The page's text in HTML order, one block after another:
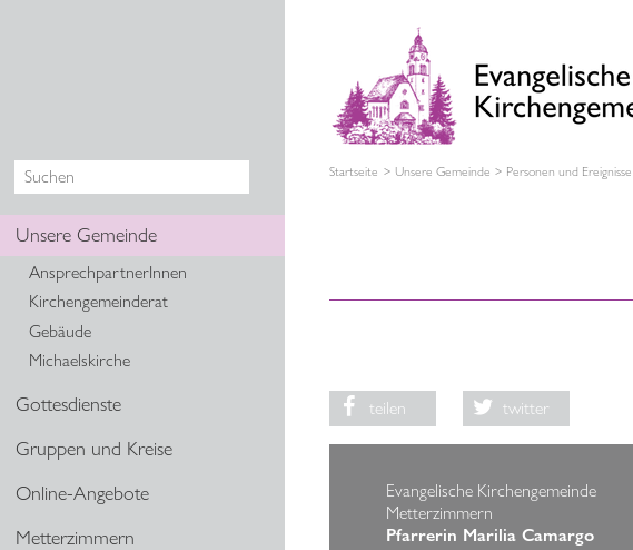
Startseite Unsere Gemeinde Personen und Ereignisse
teilen twitter
Evangelische Kirchengemeinde
Metterzimmern
Pfarrerin Marilia Camargo
Unsere Gemeinde
AnsprechpartnerInnen
Kirchengemeinderat
Gebäude
Michaelskirche
Gottesdienste
Gruppen und Kreise
Online-Angebote
Metterzimmern